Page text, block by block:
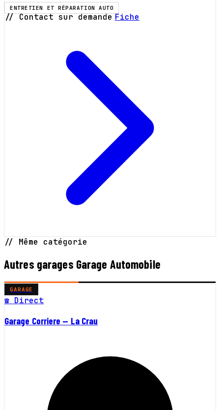
ENTRETIEN ET RÉPARATION AUTO
// Contact sur demande Fiche
// Même catégorie
Autres garages Garage Automobile
GARAGE
☎ Direct
Garage Corriere — La Crau